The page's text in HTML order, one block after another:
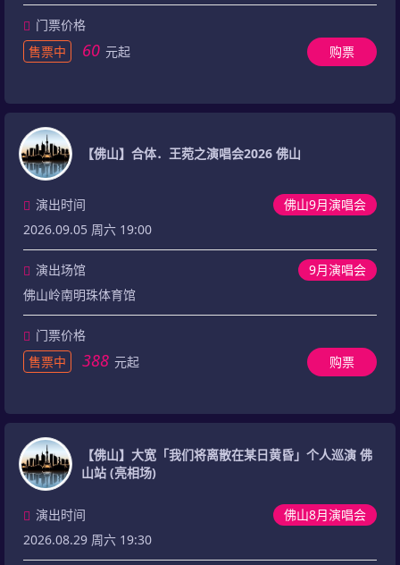
门票价格
售票中
60 元起 购票
【佛山】合体．王菀之演唱会2026 佛山
佛山9月演唱会
演出时间
2026.09.05 周六 19:00
9月演唱会
演出场馆
佛山岭南明珠体育馆
门票价格
售票中
388 元起 购票
【佛山】大宽「我们将离散在某日黄昏」个人巡演 佛
山站 (亮相场)
佛山8月演唱会
演出时间
2026.08.29 周六 19:30